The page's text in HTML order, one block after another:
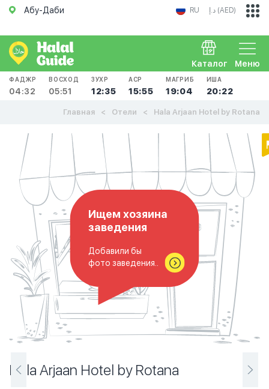
Абу-Даби RU د.إ (AED)
Меню
Каталог
ФАДЖР
04:32
ВОСХОД
05:51
ЗУХР
12:35
АСР
15:55
МАГРИБ
19:04
ИША
20:22
Главная Отели Hala Arjaan Hotel by Rotana
Ищем хозяина
заведения
Добавили бы
фото заведения..
Hala Arjaan Hotel by Rotana